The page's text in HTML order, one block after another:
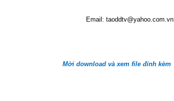
Email: taoddtv@yahoo.com.vn
Mời download và xem file đính kèm